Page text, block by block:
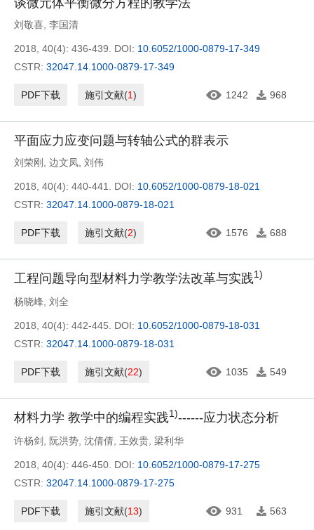
谈微元体平衡微分方程的教学法
刘敬喜 李国清
2018, 40(4): 436-439. DOI: 10.6052/1000-0879-17-349
CSTR: 32047.14.1000-0879-17-349
PDF下载 施引文献(1) 1242 968
平面应力应变问题与转轴公式的群表示
刘荣刚 边文凤 刘伟
2018, 40(4): 440-441. DOI: 10.6052/1000-0879-18-021
CSTR: 32047.14.1000-0879-18-021
PDF下载 施引文献(2) 1576 688
工程问题导向型材料力学教学法改革与实践1)
杨晓峰 刘全
2018, 40(4): 442-445. DOI: 10.6052/1000-0879-18-031
CSTR: 32047.14.1000-0879-18-031
PDF下载 施引文献(22) 1035 549
材料力学 教学中的编程实践1)------应力状态分析
许杨剑 阮洪势 沈倩倩 王效贵 梁利华
2018, 40(4): 446-450. DOI: 10.6052/1000-0879-17-275
CSTR: 32047.14.1000-0879-17-275
PDF下载 施引文献(13) 931 563